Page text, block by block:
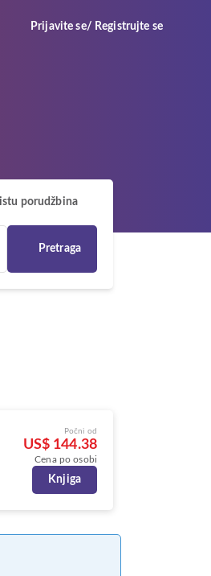
Prijavite se/ Registrujte se
porudžbina
Pretraga
Počni od
US$ 144.38
Cena po osobi
Knjiga